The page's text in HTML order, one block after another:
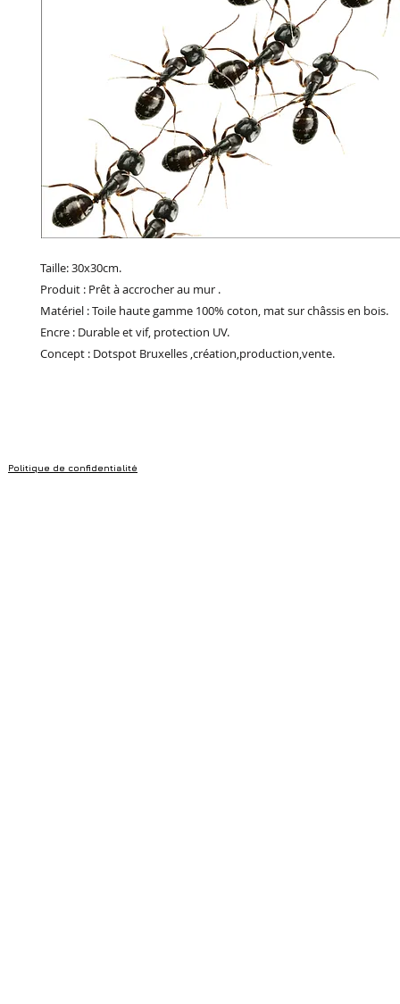
Taille: 30x30cm.
Produit : Prêt à accrocher au mur .
Matériel : Toile haute gamme 100% coton, mat sur châssis en bois.
Encre : Durable et vif, protection UV.
Concept : Dotspot Bruxelles ,création,production,vente.
Politique de confidentialité